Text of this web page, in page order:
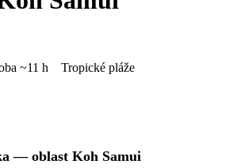
~11 h
Tropické pláže
— oblast Koh Samui